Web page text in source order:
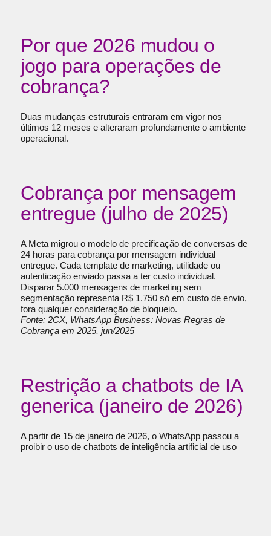
Por que 2026 mudou o
jogo para operações de
cobrança?
Duas mudanças estruturais entraram em vigor nos
últimos 12 meses e alteraram profundamente o ambiente
operacional.
Cobrança por mensagem
entregue (julho de 2025)
A Meta migrou o modelo de precificação de conversas de
24 horas para cobrança por mensagem individual
entregue. Cada template de marketing, utilidade ou
autenticação enviado passa a ter custo individual.
Disparar 5.000 mensagens de marketing sem
segmentação representa R$ 1.750 só em custo de envio,
fora qualquer consideração de bloqueio.
Fonte: 2CX, WhatsApp Business: Novas Regras de
Cobrança em 2025, jun/2025
Restrição a chatbots de IA
generica (janeiro de 2026)
A partir de 15 de janeiro de 2026, o WhatsApp passou a
proibir o uso de chatbots de inteligência artificial de uso